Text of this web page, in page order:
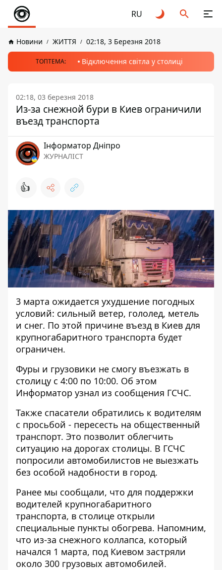
RU
Новини ЖИТТЯ 02:18, 3 Березня 2018
ТОПТЕМА: Відключення світла у столиці
02:18, 03 березня 2018
Из-за снежной бури в Киев ограничили
въезд транспорта
Інформатор Дніпро
ЖУРНАЛІСТ
👍
3 марта ожидается ухудшение погодных
условий: сильный ветер, гололед, метель
и снег. По этой причине въезд в Киев для
крупногабаритного транспорта будет
ограничен.
Фуры и грузовики не смогу въезжать в
столицу с 4:00 по 10:00. Об этом
Информатор узнал из сообщения ГСЧС.
Также спасатели обратились к водителям
с просьбой - пересесть на общественный
транспорт. Это позволит облегчить
ситуацию на дорогах столицы. В ГСЧС
попросили автомобилистов не выезжать
без особой надобности в город.
Ранее мы сообщали, что для поддержки
водителей крупногабаритного
транспорта, в столице открыли
специальные пункты обогрева. Напомним,
что из-за снежного коллапса, который
начался 1 марта, под Киевом застряли
около 300 грузовых автомобилей.